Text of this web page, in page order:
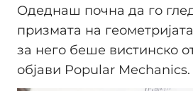
Одеднаш почна да го
призмата на
за него беше вистинско
објави Popular Mechanics.